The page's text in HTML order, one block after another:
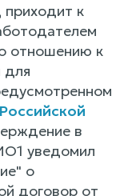
приходит к
отношению к
для
в
уведомил
о
договор от